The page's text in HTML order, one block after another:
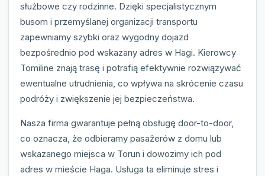
służbowe czy rodzinne. Dzięki specjalistycznym
busom i przemyślanej organizacji transportu
zapewniamy szybki oraz wygodny dojazd
bezpośrednio pod wskazany adres w Hagi. Kierowcy
Tomiline znają trasę i potrafią efektywnie rozwiązywać
ewentualne utrudnienia, co wpływa na skrócenie czasu
podróży i zwiększenie jej bezpieczeństwa.
Nasza firma gwarantuje pełną obsługę door-to-door,
co oznacza, że odbieramy pasażerów z domu lub
wskazanego miejsca w Torun i dowozimy ich pod
adres w mieście Haga. Usługa ta eliminuje stres i